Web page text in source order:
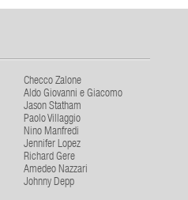
Checco Zalone
Aldo Giovanni e Giacomo
Jason Statham
Paolo Villaggio
Nino Manfredi
Jennifer Lopez
Richard Gere
Amedeo Nazzari
Johnny Depp